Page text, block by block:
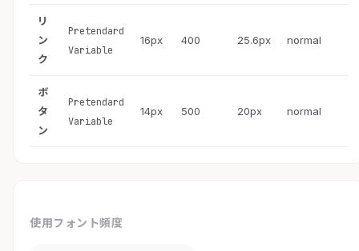
リ
ン
ク
Pretendard
Variable
16px 400 25.6px normal
ボ
タ
ン
Pretendard
Variable
14px 500 20px normal
使用フォント頻度